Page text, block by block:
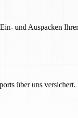
und Auspacken
über uns versichert.